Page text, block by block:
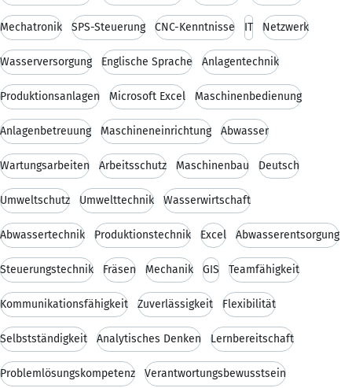
Mechatronik SPS-Steuerung CNC-Kenntnisse IT Netzwerk
Wasserversorgung Englische Sprache Anlagentechnik
Produktionsanlagen Microsoft Excel Maschinenbedienung
Anlagenbetreuung Maschineneinrichtung Abwasser
Wartungsarbeiten Arbeitsschutz Maschinenbau Deutsch
Umweltschutz Umwelttechnik Wasserwirtschaft
Abwassertechnik Produktionstechnik Excel Abwasserentsorgung
Steuerungstechnik Fräsen Mechanik GIS Teamfähigkeit
Kommunikationsfähigkeit Zuverlässigkeit Flexibilität
Selbstständigkeit Analytisches Denken Lernbereitschaft
Problemlösungskompetenz Verantwortungsbewusstsein